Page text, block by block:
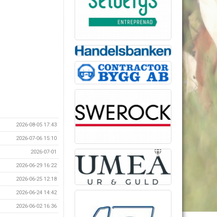
2026-08-05 17:43
2026-07-06 15:10
2026-07-01
2026-06-29 16:22
2026-06-25 12:18
2026-06-24 14:42
2026-06-02 16:36